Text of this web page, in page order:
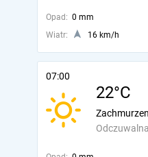
Opad: 0 mm
Wiatr:
16 km/h
07:00
22°C
Odczuwalna